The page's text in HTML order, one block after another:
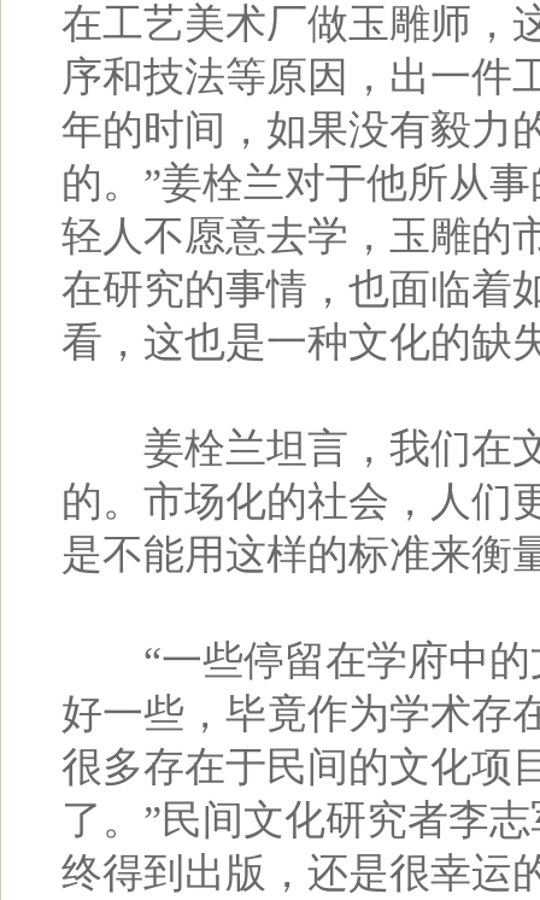
在工艺美术厂做玉雕师，
序和技法等原因，出一件
年的时间，如果没有毅力
的。”姜栓兰对于他所从
轻人不愿意去学，玉雕的
在研究的事情，也面临着
看，这也是一种文化的缺
姜栓兰坦言，我们在文
的。市场化的社会，人们
是不能用这样的标准来衡
“一些停留在学府中的
好一些，毕竟作为学术存
很多存在于民间的文化项
了。”民间文化研究者李
终得到出版，还是很幸运